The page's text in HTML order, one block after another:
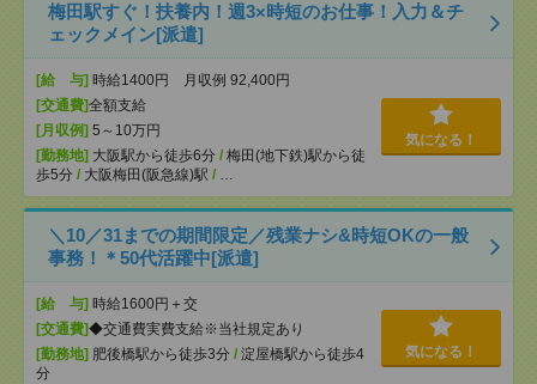
梅田駅すぐ！扶養内！週3×時短のお仕事！入力＆チ
ェックメイン[派遣]
[給 与] 時給1400円 月収例 92,400円
[交通費]全額支給
[月収例] 5～10万円
[勤務地] 大阪駅から徒歩6分 / 梅田(地下鉄)駅から徒
歩5分 / 大阪梅田(阪急線)駅 / …
気になる！
＼10／31までの期間限定／残業ナシ&時短OKの一般
事務！＊50代活躍中[派遣]
[給 与] 時給1600円＋交
[交通費]◆交通費実費支給※当社規定あり
[勤務地] 肥後橋駅から徒歩3分 / 淀屋橋駅から徒歩4
分
気になる！